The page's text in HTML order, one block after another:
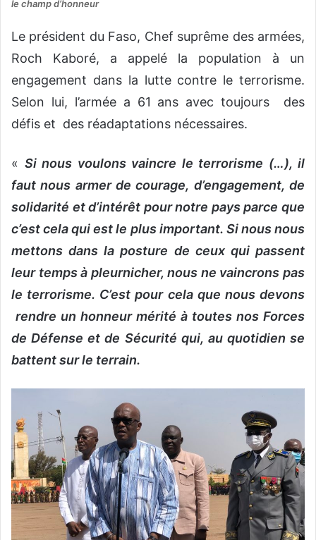
le champ d’honneur
Le président du Faso, Chef suprême des armées,
Roch Kaboré, a appelé la population à un
engagement dans la lutte contre le terrorisme.
Selon lui, l’armée a 61 ans avec toujours des
défis et des réadaptations nécessaires.
« Si nous voulons vaincre le terrorisme (…), il
faut nous armer de courage, d’engagement, de
solidarité et d’intérêt pour notre pays parce que
c’est cela qui est le plus important. Si nous nous
mettons dans la posture de ceux qui passent
leur temps à pleurnicher, nous ne vaincrons pas
le terrorisme. C’est pour cela que nous devons
rendre un honneur mérité à toutes nos Forces
de Défense et de Sécurité qui, au quotidien se
battent sur le terrain.